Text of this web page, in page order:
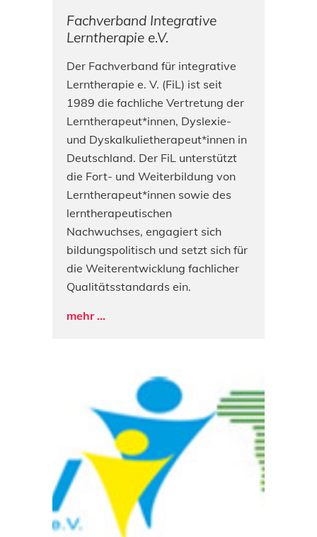
Fachverband Integrative
Lerntherapie e.V.
Der Fachverband für integrative
Lerntherapie e. V. (FiL) ist seit
1989 die fachliche Vertretung der
Lerntherapeut*innen, Dyslexie-
und Dyskalkulietherapeut*innen in
Deutschland. Der FiL unterstützt
die Fort- und Weiterbildung von
Lerntherapeut*innen sowie des
lerntherapeutischen
Nachwuchses, engagiert sich
bildungspolitisch und setzt sich für
die Weiterentwicklung fachlicher
Qualitätsstandards ein.
mehr ...